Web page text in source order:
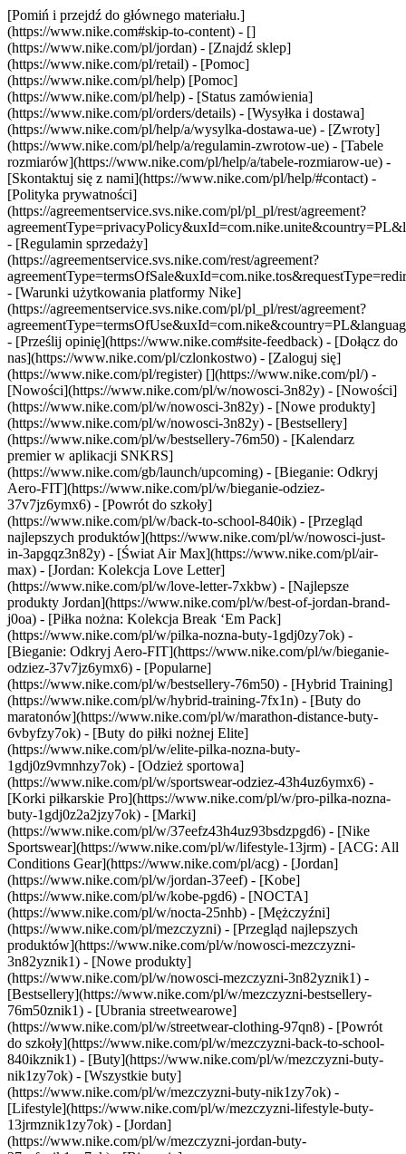
[Pomiń i przejdź do głównego materiału.]
(https://www.nike.com#skip-to-content) - []
(https://www.nike.com/pl/jordan) - [Znajdź sklep]
(https://www.nike.com/pl/retail) - [Pomoc]
(https://www.nike.com/pl/help) [Pomoc]
(https://www.nike.com/pl/help) - [Status zamówienia]
(https://www.nike.com/pl/orders/details) - [Wysyłka i dostawa]
(https://www.nike.com/pl/help/a/wysylka-dostawa-ue) - [Zwroty]
(https://www.nike.com/pl/help/a/regulamin-zwrotow-ue) - [Tabele
rozmiarów](https://www.nike.com/pl/help/a/tabele-rozmiarow-ue) -
[Skontaktuj się z nami](https://www.nike.com/pl/help/#contact) -
[Polityka prywatności]
(https://agreementservice.svs.nike.com/pl/pl_pl/rest/agreement?
- [Regulamin sprzedaży]
(https://agreementservice.svs.nike.com/rest/agreement?
- [Warunki użytkowania platformy Nike]
(https://agreementservice.svs.nike.com/pl/pl_pl/rest/agreement?
- [Prześlij opinię](https://www.nike.com#site-feedback) - [Dołącz do
nas](https://www.nike.com/pl/czlonkostwo) - [Zaloguj się]
(https://www.nike.com/pl/register) [](https://www.nike.com/pl/) -
[Nowości](https://www.nike.com/pl/w/nowosci-3n82y) - [Nowości]
(https://www.nike.com/pl/w/nowosci-3n82y) - [Nowe produkty]
(https://www.nike.com/pl/w/nowosci-3n82y) - [Bestsellery]
(https://www.nike.com/pl/w/bestsellery-76m50) - [Kalendarz
premier w aplikacji SNKRS]
(https://www.nike.com/gb/launch/upcoming) - [Bieganie: Odkryj
Aero-FIT](https://www.nike.com/pl/w/bieganie-odziez-
37v7jz6ymx6) - [Powrót do szkoły]
(https://www.nike.com/pl/w/back-to-school-840ik) - [Przegląd
najlepszych produktów](https://www.nike.com/pl/w/nowosci-just-
in-3apgqz3n82y) - [Świat Air Max](https://www.nike.com/pl/air-
max) - [Jordan: Kolekcja Love Letter]
(https://www.nike.com/pl/w/love-letter-7xkbw) - [Najlepsze
produkty Jordan](https://www.nike.com/pl/w/best-of-jordan-brand-
j0oa) - [Piłka nożna: Kolekcja Break ‘Em Pack]
(https://www.nike.com/pl/w/pilka-nozna-buty-1gdj0zy7ok) -
[Bieganie: Odkryj Aero-FIT](https://www.nike.com/pl/w/bieganie-
odziez-37v7jz6ymx6) - [Popularne]
(https://www.nike.com/pl/w/bestsellery-76m50) - [Hybrid Training]
(https://www.nike.com/pl/w/hybrid-training-7fx1n) - [Buty do
maratonów](https://www.nike.com/pl/w/marathon-distance-buty-
6vbyfzy7ok) - [Buty do piłki nożnej Elite]
(https://www.nike.com/pl/w/elite-pilka-nozna-buty-
1gdj0z9vmnhzy7ok) - [Odzież sportowa]
(https://www.nike.com/pl/w/sportswear-odziez-43h4uz6ymx6) -
[Korki piłkarskie Pro](https://www.nike.com/pl/w/pro-pilka-nozna-
buty-1gdj0z2a2jzy7ok) - [Marki]
(https://www.nike.com/pl/w/37eefz43h4uz93bsdzpgd6) - [Nike
Sportswear](https://www.nike.com/pl/w/lifestyle-13jrm) - [ACG: All
Conditions Gear](https://www.nike.com/pl/acg) - [Jordan]
(https://www.nike.com/pl/w/jordan-37eef) - [Kobe]
(https://www.nike.com/pl/w/kobe-pgd6) - [NOCTA]
(https://www.nike.com/pl/w/nocta-25nhb) - [Mężczyźni]
(https://www.nike.com/pl/mezczyzni) - [Przegląd najlepszych
produktów](https://www.nike.com/pl/w/nowosci-mezczyzni-
3n82yznik1) - [Nowe produkty]
(https://www.nike.com/pl/w/nowosci-mezczyzni-3n82yznik1) -
[Bestsellery](https://www.nike.com/pl/w/mezczyzni-bestsellery-
76m50znik1) - [Ubrania streetwearowe]
(https://www.nike.com/pl/w/streetwear-clothing-97qn8) - [Powrót
do szkoły](https://www.nike.com/pl/w/mezczyzni-back-to-school-
840ikznik1) - [Buty](https://www.nike.com/pl/w/mezczyzni-buty-
nik1zy7ok) - [Wszystkie buty]
(https://www.nike.com/pl/w/mezczyzni-buty-nik1zy7ok) -
[Lifestyle](https://www.nike.com/pl/w/mezczyzni-lifestyle-buty-
13jrmznik1zy7ok) - [Jordan]
(https://www.nike.com/pl/w/mezczyzni-jordan-buty-